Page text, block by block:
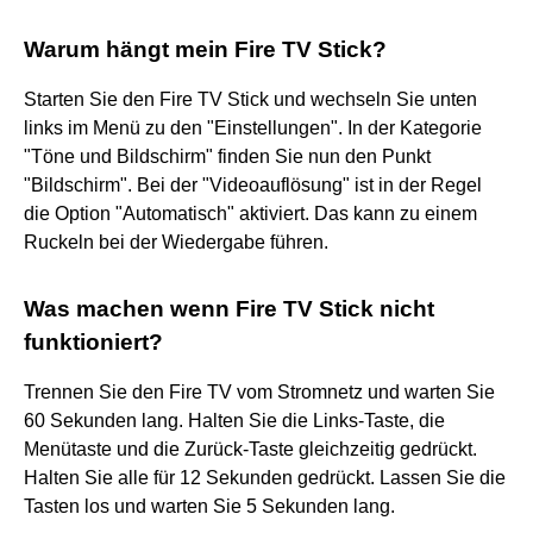
Warum hängt mein Fire TV Stick?
Starten Sie den Fire TV Stick und wechseln Sie unten
links im Menü zu den "Einstellungen". In der Kategorie
"Töne und Bildschirm" finden Sie nun den Punkt
"Bildschirm". Bei der "Videoauflösung" ist in der Regel
die Option "Automatisch" aktiviert. Das kann zu einem
Ruckeln bei der Wiedergabe führen.
Was machen wenn Fire TV Stick nicht
funktioniert?
Trennen Sie den Fire TV vom Stromnetz und warten Sie
60 Sekunden lang. Halten Sie die Links-Taste, die
Menütaste und die Zurück-Taste gleichzeitig gedrückt.
Halten Sie alle für 12 Sekunden gedrückt. Lassen Sie die
Tasten los und warten Sie 5 Sekunden lang.